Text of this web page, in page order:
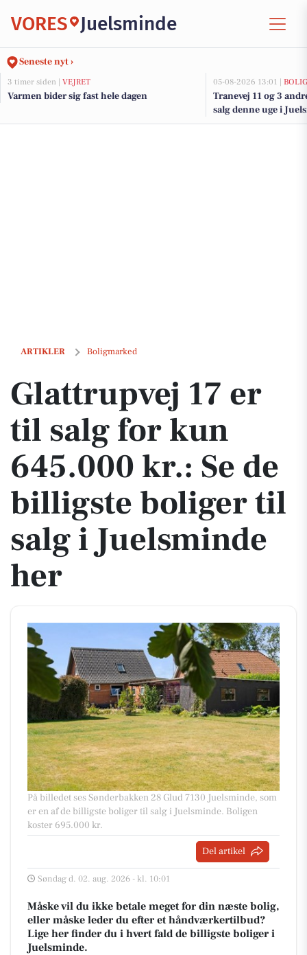
VORES Juelsminde
Seneste nyt ›
3 timer siden | VEJRET
Varmen bider sig fast hele dagen
05-08-2026 13:01 |
Tranevej 11 og 3
salg denne uge i
her.
ARTIKLER Boligmarked
Glattrupvej 17 er til salg for kun 645.000 kr.: Se de billigste boliger
Glattrupvej 17 er
til salg for kun
645.000 kr.: Se de
billigste boliger til
salg i Juelsminde
her
På billedet ses Sønderbakken 28 Glud 7130 Juelsminde, som
er en af de billigste boliger til salg i Juelsminde. Boligen
koster 695.000 kr.
Del artikel
Søndag d. 02. aug. 2026 - kl. 10:01
Måske vil du ikke betale meget for din næste bolig,
eller måske leder du efter et håndværkertilbud?
Lige her finder du i hvert fald de billigste boliger i
Juelsminde.